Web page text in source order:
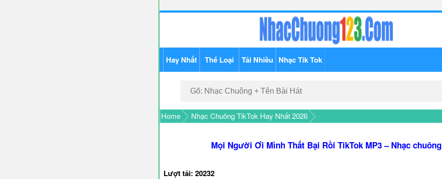
Hay Nhất Thể Loại Tải Nhiều Nhạc Tik Tok
Home Nhạc Chuông TikTok Hay Nhất 2026
Mọi Người Ơi Mình Thất Bại Rồi TikTok MP3 – Nhạc chuông
Lượt tải: 20232